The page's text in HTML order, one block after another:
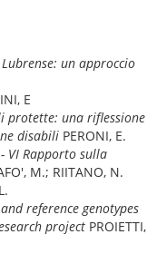
un approccio
E
protette: una riflessione
disabili PERONI, E.
VI Rapporto sulla
M.; RIITANO, N.
reference genotypes
project PROIETTI,